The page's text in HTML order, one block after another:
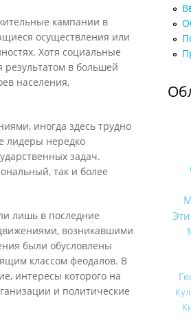
кампании в
осуществления или
Хотя социальные
в большей
населения,
иногда здесь трудно
лидеры нередко
задач.
так и более
лишь в последние
возникавшими
были обусловлены
классом феодалов. В
интересы которого на
и политические